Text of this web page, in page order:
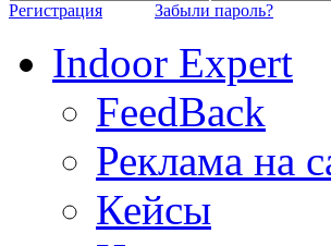
Регистрация Забыли пароль?
Indoor Expert
FeedBack
Реклама на
Кейсы